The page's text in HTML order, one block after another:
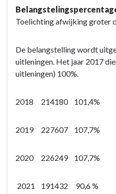
Toelichting afwijking groter
De belangstelling wordt
uitleningen. Het jaar 2017
uitleningen) 100%.
2018 214180 101,4%
2019 227607 107,7%
2020 226249 107,7%
2021 191432 90,6 %